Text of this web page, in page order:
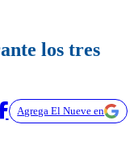
los tres
Agrega El Nueve en